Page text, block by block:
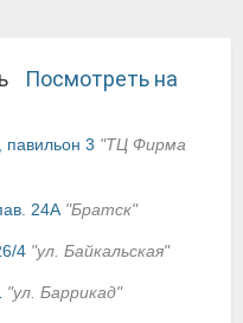
Посмотреть на
павильон 3 "ТЦ Фирма
24А "Братск"
4 "ул. Байкальская"
"ул. Баррикад"